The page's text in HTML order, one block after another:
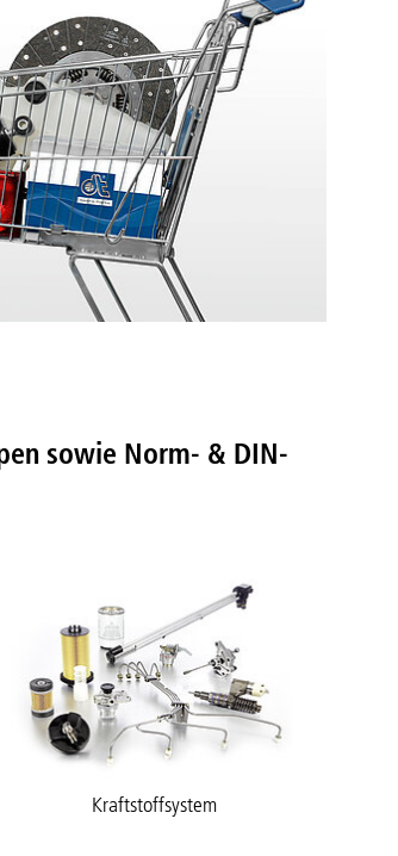
sowie Norm- & DIN-
Kraftstoffsystem